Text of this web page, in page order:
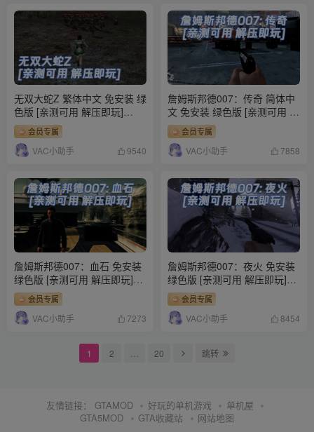
无双大蛇Z 繁体中文 免安装 绿
色版 [亲测可用 解压即玩]
【5.64GB】
会员专属
VAC小助手 9540
詹姆斯邦德007：传奇 简体中
文 免安装 绿色版 [亲测可用 解
压即玩]【9.46GB】
会员专属
VAC小助手 7858
詹姆斯邦德007：血石 免安装
绿色版 [亲测可用 解压即玩]
【9.08GB】
会员专属
VAC小助手 7273
詹姆斯邦德007：夜火 免安装
绿色版 [亲测可用 解压即玩]
【1.15GB】
会员专属
VAC小助手 8454
1 2 20 跳转
友情链接： GTAMOD 好玩的单机游戏
单机屋
GTA5MOD
GTA收藏站 网站地图